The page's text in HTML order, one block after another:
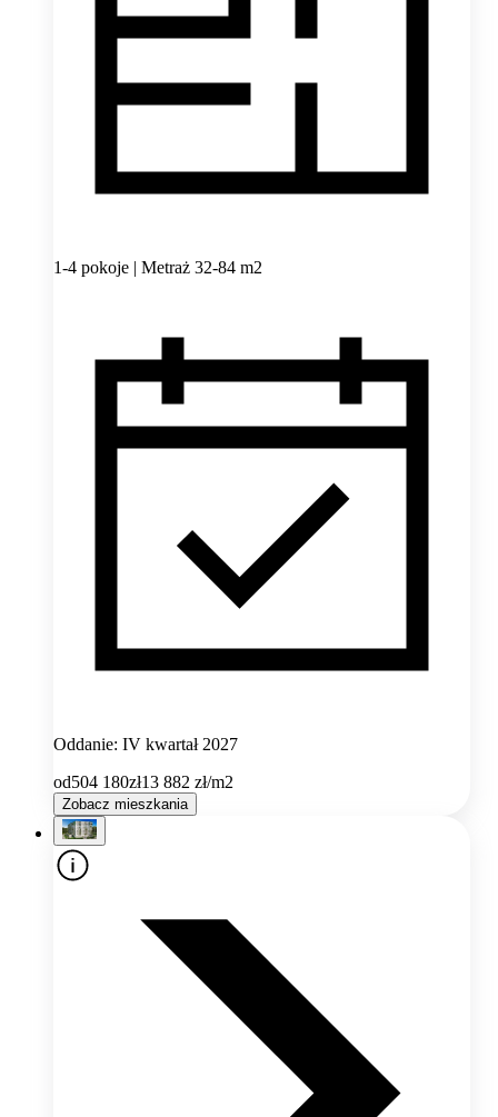
1-4 pokoje | Metraż 32-84 m2
Oddanie: IV kwartał 2027
od504 180zł13 882 zł/m2
Zobacz mieszkania